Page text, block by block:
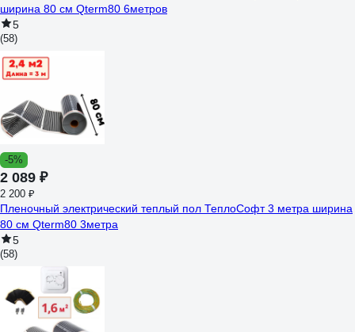
ширина 80 см Qterm80 6метров
5
(58)
-5%
2 089 ₽
2 200 ₽
Пленочный электрический теплый пол ТеплоСофт 3 метра ширина
80 см Qterm80 3метра
5
(58)